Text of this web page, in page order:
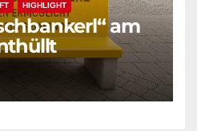
HIGHLIGHT
am